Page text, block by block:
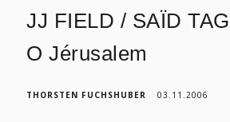
JJ FIELD / SAÏD
O Jérusalem
THORSTEN FUCHSHUBER 03.11.2006